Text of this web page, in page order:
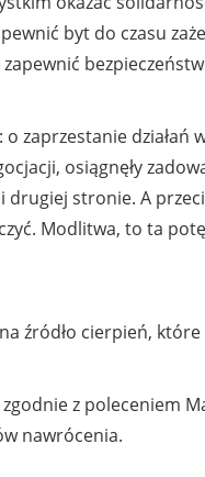
byt do czasu
zapewnić
zaprzestanie
osiągnęły
stronie. A
Modlitwa, to ta
źródło cierpień, które
z poleceniem
nawrócenia.